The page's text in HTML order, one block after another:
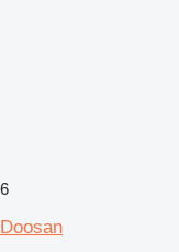
6
Doosan